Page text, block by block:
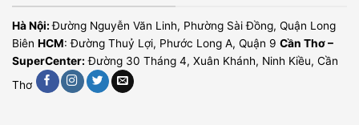
Hà Nội:Đường Nguyễn Văn Linh, Phường Sài Đồng, Quận Long
Biên HCM: Đường Thuỷ Lợi, Phước Long A, Quận 9 Cần Thơ –
SuperCenter: Đường 30 Tháng 4, Xuân Khánh, Ninh Kiều, Cần
Thơ